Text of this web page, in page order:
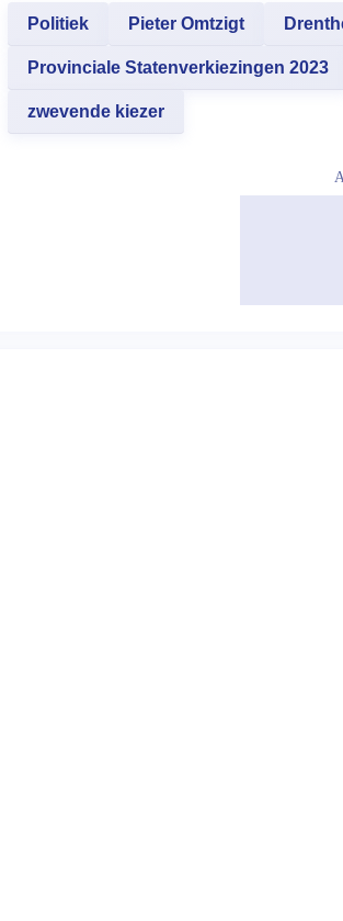
Politiek
Pieter Omtzigt
Provinciale Statenverkiezingen 2023
zwevende kiezer